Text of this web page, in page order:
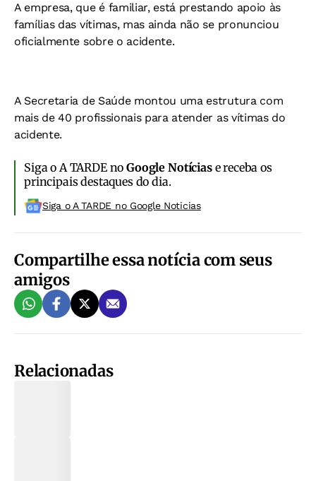
A empresa, que é familiar, está prestando apoio às
famílias das vítimas, mas ainda não se pronunciou
oficialmente sobre o acidente.
A Secretaria de Saúde montou uma estrutura com
mais de 40 profissionais para atender as vítimas do
acidente.
Siga o A TARDE noGoogle Notíciase receba os
principais destaques do dia.
Siga o A TARDE no Google Noticias
Compartilhe essa notícia com seus
amigos
Relacionadas